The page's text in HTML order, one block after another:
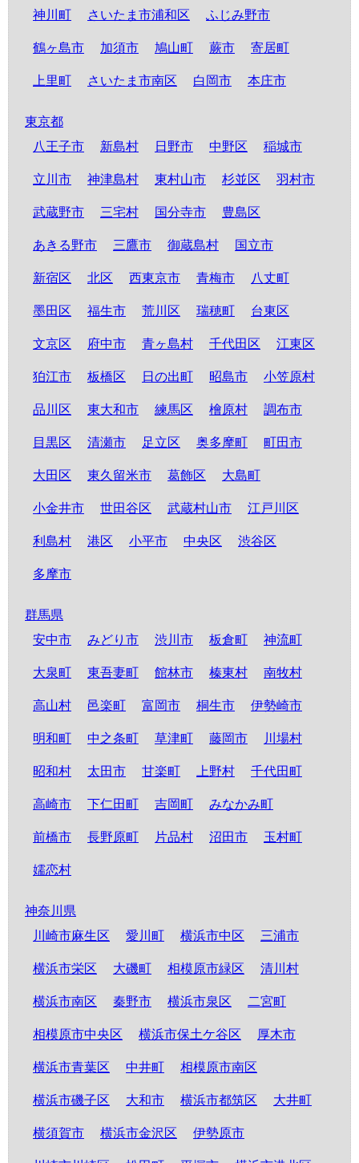
神川町 さいたま市浦和区 ふじみ野市
鶴ヶ島市 加須市 鳩山町 蕨市 寄居町
上里町 さいたま市南区 白岡市 本庄市
東京都
八王子市
新島村 日野市 中野区 稲城市
立川市 神津島村 東村山市 杉並区 羽村市
武蔵野市 三宅村 国分寺市 豊島区
あきる野市 三鷹市 御蔵島村 国立市
新宿区 北区 西東京市 青梅市 八丈町
墨田区 福生市 荒川区 瑞穂町 台東区
文京区 府中市 青ヶ島村 千代田区 江東区
狛江市 板橋区 日の出町 昭島市 小笠原村
品川区 東大和市 練馬区 檜原村 調布市
目黒区 清瀬市 足立区 奥多摩町 町田市
大田区 東久留米市 葛飾区 大島町
小金井市 世田谷区 武蔵村山市 江戸川区
利島村 港区 小平市 中央区 渋谷区
多摩市
群馬県
安中市
みどり市 渋川市 板倉町 神流町
大泉町 東吾妻町 館林市 榛東村 南牧村
高山村 邑楽町 富岡市 桐生市 伊勢崎市
明和町 中之条町 草津町 藤岡市 川場村
昭和村 太田市 甘楽町 上野村 千代田町
高崎市 下仁田町 吉岡町 みなかみ町
前橋市 長野原町 片品村 沼田市 玉村町
嬬恋村
神奈川県
川崎市麻生区
愛川町 横浜市中区 三浦市
横浜市栄区 大磯町 相模原市緑区 清川村
横浜市南区 秦野市 横浜市泉区 二宮町
相模原市中央区 横浜市保土ケ谷区 厚木市
横浜市青葉区 中井町 相模原市南区
横浜市磯子区 大和市 横浜市都筑区 大井町
横須賀市 横浜市金沢区 伊勢原市